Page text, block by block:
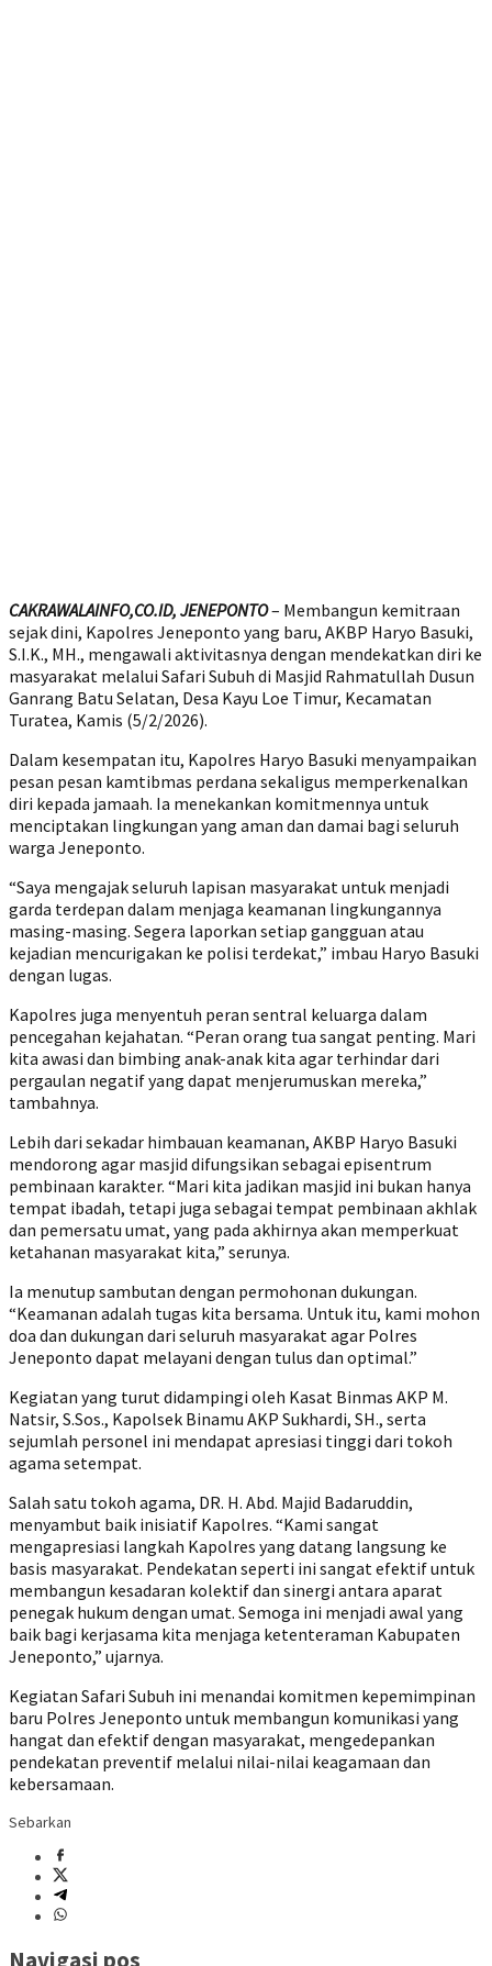
CAKRAWALAINFO,CO.ID, JENEPONTO– Membangun kemitraan
sejak dini, Kapolres Jeneponto yang baru, AKBP Haryo Basuki,
S.I.K., MH., mengawali aktivitasnya dengan mendekatkan diri ke
masyarakat melalui Safari Subuh di Masjid Rahmatullah Dusun
Ganrang Batu Selatan, Desa Kayu Loe Timur, Kecamatan
Turatea, Kamis (5/2/2026).
Dalam kesempatan itu, Kapolres Haryo Basuki menyampaikan
pesan pesan kamtibmas perdana sekaligus memperkenalkan
diri kepada jamaah. Ia menekankan komitmennya untuk
menciptakan lingkungan yang aman dan damai bagi seluruh
warga Jeneponto.
“Saya mengajak seluruh lapisan masyarakat untuk menjadi
garda terdepan dalam menjaga keamanan lingkungannya
masing-masing. Segera laporkan setiap gangguan atau
kejadian mencurigakan ke polisi terdekat,” imbau Haryo Basuki
dengan lugas.
Kapolres juga menyentuh peran sentral keluarga dalam
pencegahan kejahatan. “Peran orang tua sangat penting. Mari
kita awasi dan bimbing anak-anak kita agar terhindar dari
pergaulan negatif yang dapat menjerumuskan mereka,”
tambahnya.
Lebih dari sekadar himbauan keamanan, AKBP Haryo Basuki
mendorong agar masjid difungsikan sebagai episentrum
pembinaan karakter. “Mari kita jadikan masjid ini bukan hanya
tempat ibadah, tetapi juga sebagai tempat pembinaan akhlak
dan pemersatu umat, yang pada akhirnya akan memperkuat
ketahanan masyarakat kita,” serunya.
Ia menutup sambutan dengan permohonan dukungan.
“Keamanan adalah tugas kita bersama. Untuk itu, kami mohon
doa dan dukungan dari seluruh masyarakat agar Polres
Jeneponto dapat melayani dengan tulus dan optimal.”
Kegiatan yang turut didampingi oleh Kasat Binmas AKP M.
Natsir, S.Sos., Kapolsek Binamu AKP Sukhardi, SH., serta
sejumlah personel ini mendapat apresiasi tinggi dari tokoh
agama setempat.
Salah satu tokoh agama, DR. H. Abd. Majid Badaruddin,
menyambut baik inisiatif Kapolres. “Kami sangat
mengapresiasi langkah Kapolres yang datang langsung ke
basis masyarakat. Pendekatan seperti ini sangat efektif untuk
membangun kesadaran kolektif dan sinergi antara aparat
penegak hukum dengan umat. Semoga ini menjadi awal yang
baik bagi kerjasama kita menjaga ketenteraman Kabupaten
Jeneponto,” ujarnya.
Kegiatan Safari Subuh ini menandai komitmen kepemimpinan
baru Polres Jeneponto untuk membangun komunikasi yang
hangat dan efektif dengan masyarakat, mengedepankan
pendekatan preventif melalui nilai-nilai keagamaan dan
kebersamaan.
Sebarkan